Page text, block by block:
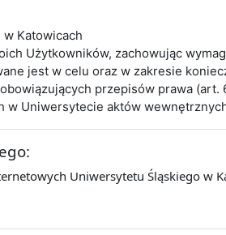
Katowicach
Użytkowników, zachowując
jest w celu oraz w zakresie
przepisów prawa
w Uniwersytecie aktów
Uniwersytetu Śląskiego w